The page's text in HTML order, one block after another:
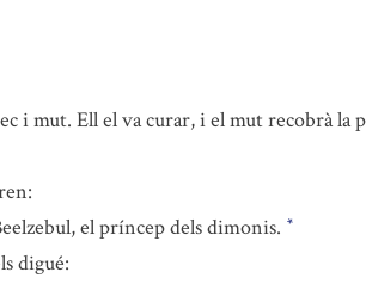
i mut. Ell el va curar, i el mut recobrà la
el príncep dels dimonis. *
digué: